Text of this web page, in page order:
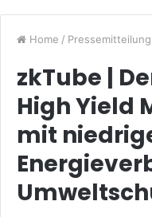
Home / Pressemitteilung
zkTube |
High Yield
mit